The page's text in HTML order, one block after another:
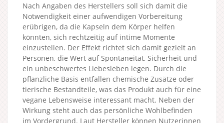
Nach Angaben des Herstellers soll sich damit die
Notwendigkeit einer aufwendigen Vorbereitung
erübrigen, da die Kapseln dem Körper helfen
könnten, sich rechtzeitig auf intime Momente
einzustellen. Der Effekt richtet sich damit gezielt an
Personen, die Wert auf Spontaneität, Sicherheit und
ein unbeschwertes Liebesleben legen. Durch die
pflanzliche Basis entfallen chemische Zusätze oder
tierische Bestandteile, was das Produkt auch für eine
vegane Lebensweise interessant macht. Neben der
Wirkung steht auch das persönliche Wohlbefinden
im Vordergrund. Laut Hersteller können Nutzerinnen